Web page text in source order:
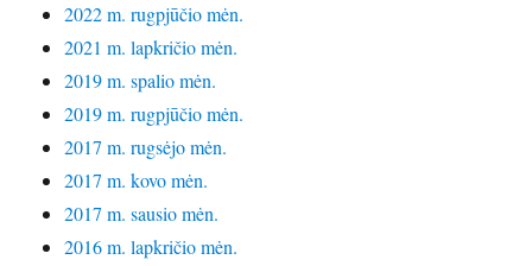
2022 m. rugpjūčio mėn.
2021 m. lapkričio mėn.
2019 m. spalio mėn.
2019 m. rugpjūčio mėn.
2017 m. rugsėjo mėn.
2017 m. kovo mėn.
2017 m. sausio mėn.
2016 m. lapkričio mėn.